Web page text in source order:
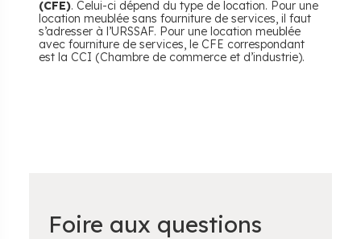
(CFE). Celui-ci dépend du type de location. Pour une
location meublée sans fourniture de services, il faut
s’adresser à l’URSSAF. Pour une location meublée
avec fourniture de services, le CFE correspondant
est la CCI (Chambre de commerce et d’industrie).
Foire aux questions